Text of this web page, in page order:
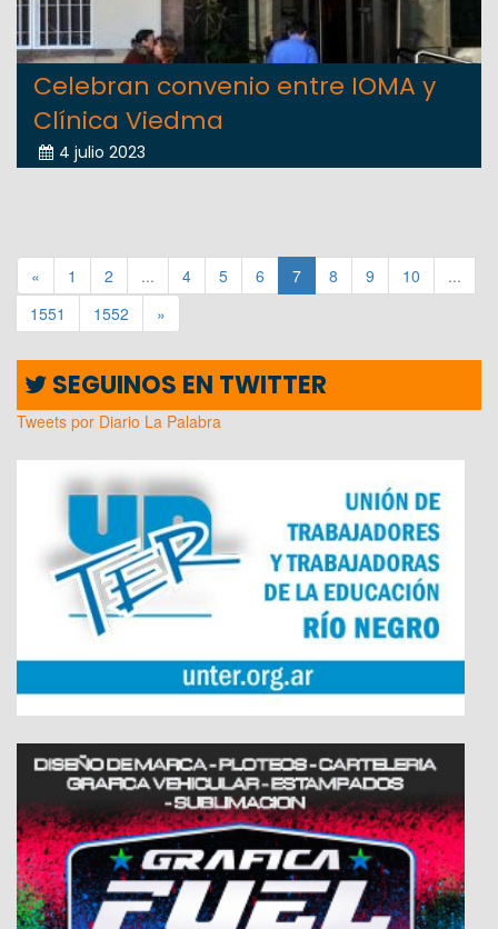
Celebran convenio entre IOMA y
Clínica Viedma
4 julio 2023
« 1 2 ... 4 5 6 7 8 9 10
...
1551
1552 »
SEGUINOS EN TWITTER
Tweets por Diario La Palabra